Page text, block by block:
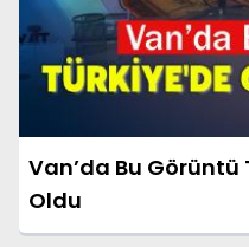
Van’da Bu
Oldu